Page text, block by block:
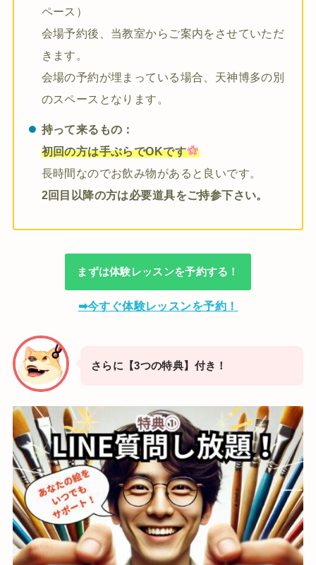
ペース）
会場予約後、当教室からご案内をさせていただ
きます。
会場の予約が埋まっている場合、天神博多の別
のスペースとなります。
持って来るもの：
初回の方は手ぶらでOKです
長時間なのでお飲み物があると良いです。
2回目以降の方は必要道具をご持参下さい。
まずは体験レッスンを予約する！
➡今すぐ体験レッスンを予約！
さらに【3つの特典】付き！